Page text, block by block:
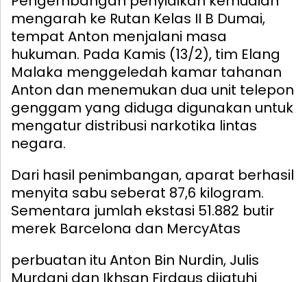
mengarah ke Rutan Kelas II B Dumai,
tempat Anton menjalani masa
hukuman. Pada Kamis (13/2), tim Elang
Malaka menggeledah kamar tahanan
Anton dan menemukan dua unit telepon
genggam yang diduga digunakan untuk
mengatur distribusi narkotika lintas
negara.
Dari hasil penimbangan, aparat berhasil
menyita sabu seberat 87,6 kilogram.
Sementara jumlah ekstasi 51.882 butir
merek Barcelona dan MercyAtas
perbuatan itu Anton Bin Nurdin, Julis